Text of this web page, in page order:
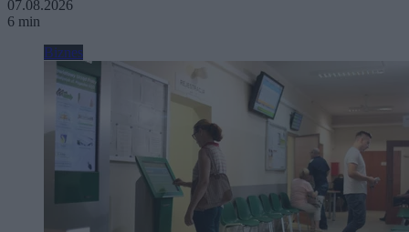
07.08.2026
6 min
Biznes